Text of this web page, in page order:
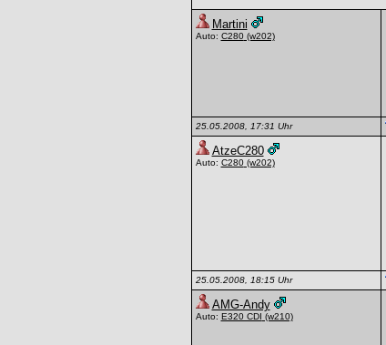
Martini
Auto: C280(w202)
25.05.2008, 17:31 Uhr
AtzeC280
Auto: C280(w202)
25.05.2008, 18:15 Uhr
AMG-Andy
Auto: E320 CDI (w210)